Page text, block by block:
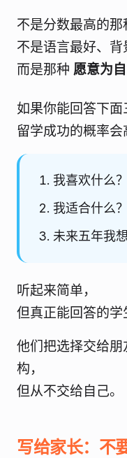
不是分数最高的那
不是语言最好、背
而是那种 愿意为
如果你能回答下
留学成功的概率会
我喜欢什么？
我适合什么？
未来五年我
听起来简单，
但真正能回答的学
他们把选择交给
构，
但从不交给自己。
写给家长：不